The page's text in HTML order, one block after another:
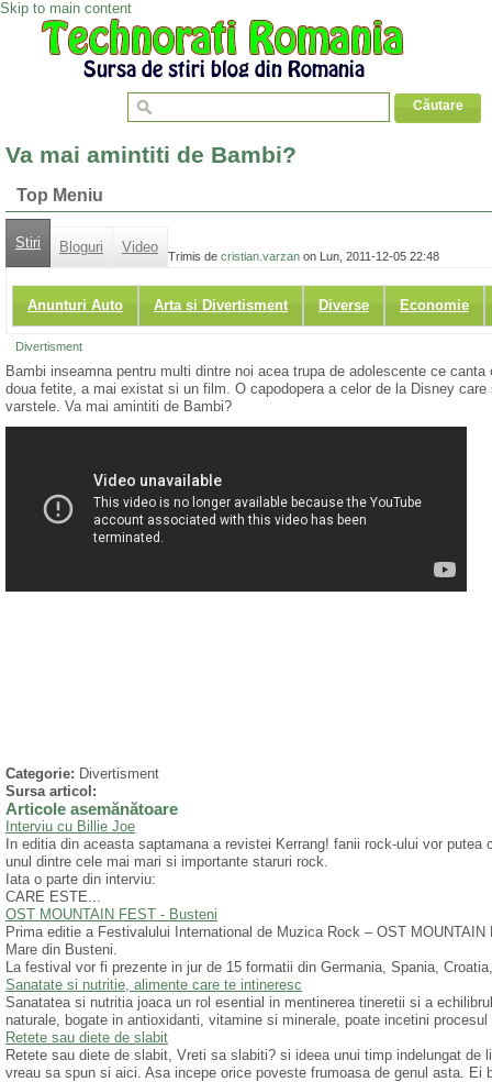
Skip to main content
Va mai amintiti de Bambi?
Top Meniu
Stiri Bloguri Video
Anunturi Auto Arta si Divertisment Diverse Economie
Trimis de cristian.varzan on Lun, 2011-12-05 22:48
Divertisment
Bambi inseamna pentru multi dintre noi acea trupa de adolescente ce
doua fetite, a mai existat si un film. O capodopera a celor de la Disney
varstele. Va mai amintiti de Bambi?
Categorie: Divertisment
Sursa articol:
Articole asemănătoare
Interviu cu Billie Joe
In editia din aceasta saptamana a revistei Kerrang! fanii rock-ului vor
unul dintre cele mai mari si importante staruri rock.
Iata o parte din interviu:
CARE ESTE...
OST MOUNTAIN FEST - Busteni
Prima editie a Festivalului International de Muzica Rock – OST
Mare din Busteni.
La festival vor fi prezente in jur de 15 formatii din Germania, Spania,
Sanatate si nutritie, alimente care te intineresc
Sanatatea si nutritia joaca un rol esential in mentinerea tineretii si a
naturale, bogate in antioxidanti, vitamine si minerale, poate incetini
Retete sau diete de slabit
Retete sau diete de slabit, Vreti sa slabiti? si ideea unui timp indelungat
vreau sa spun si aici. Asa incepe orice poveste frumoasa de genul asta. Ei